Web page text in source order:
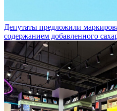
Депутаты предложили
содержанием добавленного